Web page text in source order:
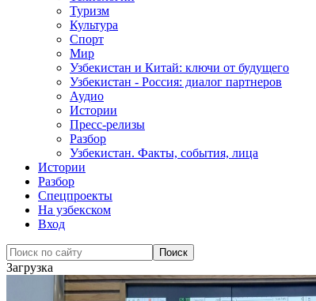
Туризм
Культура
Спорт
Мир
Узбекистан и Китай: ключи от будущего
Узбекистан - Россия: диалог партнеров
Аудио
Истории
Пресс-релизы
Разбор
Узбекистан. Факты, события, лица
Истории
Разбор
Спецпроекты
На узбекском
Вход
Загрузка